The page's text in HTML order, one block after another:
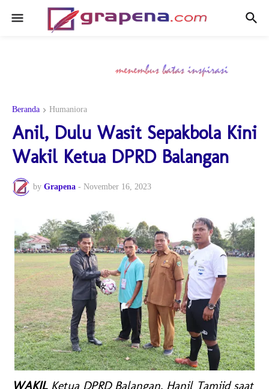
Beranda Humaniora
Anil, Dulu Wasit Sepakbola Kini
Wakil Ketua DPRD Balangan
by Grapena - November 16, 2023
WAKILKetua DPRD Balangan, Hanil Tamjid saat